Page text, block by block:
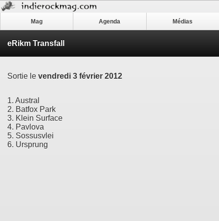
Mag Agenda Médias
eRikm Transfall
Sortie le vendredi 3 février 2012
1. Austral
2. Batfox Park
3. Klein Surface
4. Pavlova
5. Sossusvlei
6. Ursprung